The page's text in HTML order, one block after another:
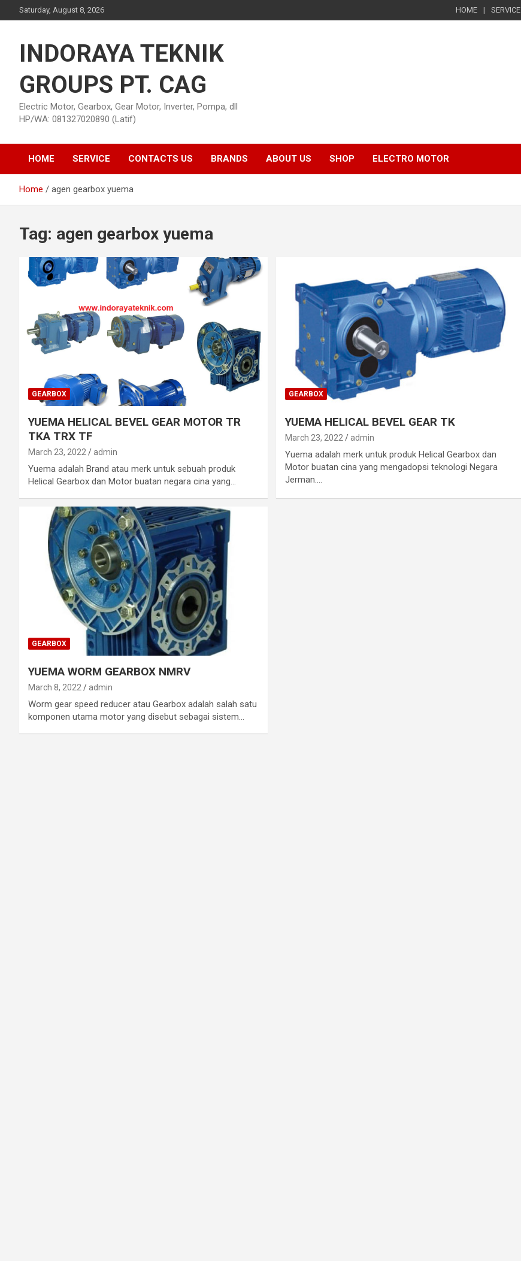
to
Saturday, August 8, 2026 HOME SERVICE
INDORAYA TEKNIK
GROUPS PT. CAG
Electric Motor, Gearbox, Gear Motor, Inverter, Pompa, dll
HP/WA: 081327020890 (Latif)
HOME SERVICE CONTACTS US BRANDS ABOUT US SHOP ELECTRO MOTOR
Home agen gearbox yuema
Tag: agen gearbox yuema
GEARBOX
YUEMA HELICAL BEVEL GEAR MOTOR TR
TKA TRX TF
March 23, 2022 admin
Yuema adalah Brand atau merk untuk sebuah produk
Helical Gearbox dan Motor buatan negara cina yang…
GEARBOX
YUEMA HELICAL BEVEL GEAR TK
March 23, 2022 admin
Yuema adalah merk untuk produk Helical Gearbox dan
Motor buatan cina yang mengadopsi teknologi Negara
Jerman.…
GEARBOX
YUEMA WORM GEARBOX NMRV
March 8, 2022 admin
Worm gear speed reducer atau Gearbox adalah salah satu
komponen utama motor yang disebut sebagai sistem…